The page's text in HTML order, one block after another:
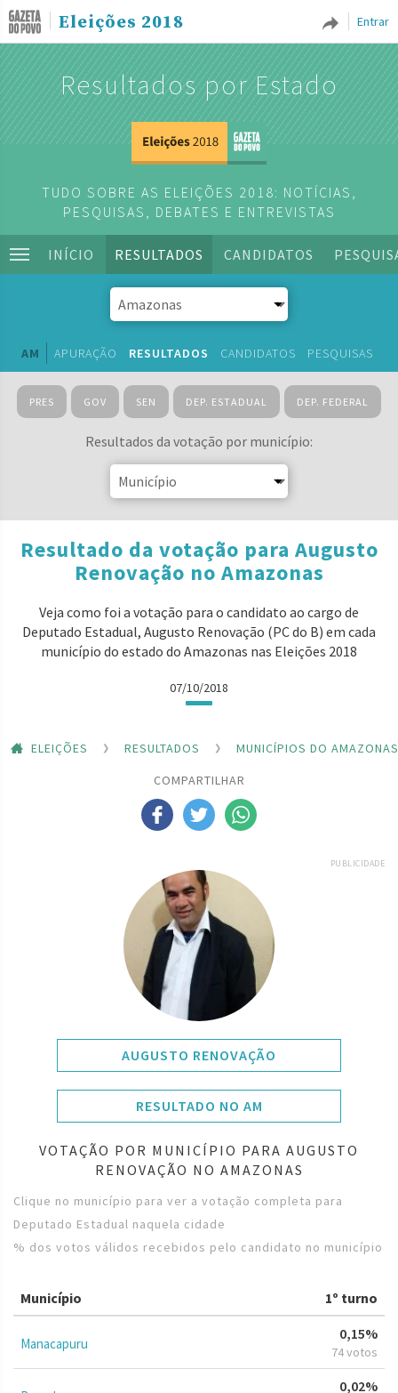
Entrar
Eleições 2018
Resultados por Estado
TUDO SOBRE AS ELEIÇÕES 2018: NOTÍCIAS,
PESQUISAS, DEBATES E ENTREVISTAS
INÍCIO RESULTADOS CANDIDATOS
AM APURAÇÃO RESULTADOS CANDIDATOS PESQUISAS
PRES GOV SEN DEP. ESTADUAL DEP. FEDERAL
Resultados da votação por município:
Resultado da votação para Augusto
Renovação no Amazonas
Veja como foi a votação para o candidato ao cargo de
Deputado Estadual, Augusto Renovação (PC do B) em cada
município do estado do Amazonas nas Eleições 2018
07/10/2018
ELEIÇÕES RESULTADOS
MUNICÍPIOS DO AMAZONAS
COMPARTILHAR
PUBLICIDADE
AUGUSTO RENOVAÇÃO
RESULTADO NO AM
VOTAÇÃO POR MUNICÍPIO PARA AUGUSTO
RENOVAÇÃO NO AMAZONAS
Clique no município para ver a votação completa para
Deputado Estadual naquela cidade
% dos votos válidos recebidos pelo candidato no município
Município 1º turno
Manacapuru
0,15%
74 votos
0,02%